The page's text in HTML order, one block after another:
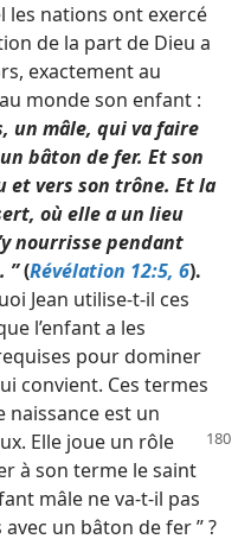
les nations ont exercé
de la part de Dieu a
exactement au
monde son enfant :
un mâle, qui va faire
bâton de fer. Et son
et vers son trône. Et la
où elle a un lieu
nourrisse pendant
”(Révélation 12:5, 6).
Jean utilise-​t-​il ces
l’enfant a les
pour dominer
convient. Ces termes
est un
Elle joue un rôle
à son terme le saint
mâle ne va-​t-​il pas
un bâton de fer ” ?